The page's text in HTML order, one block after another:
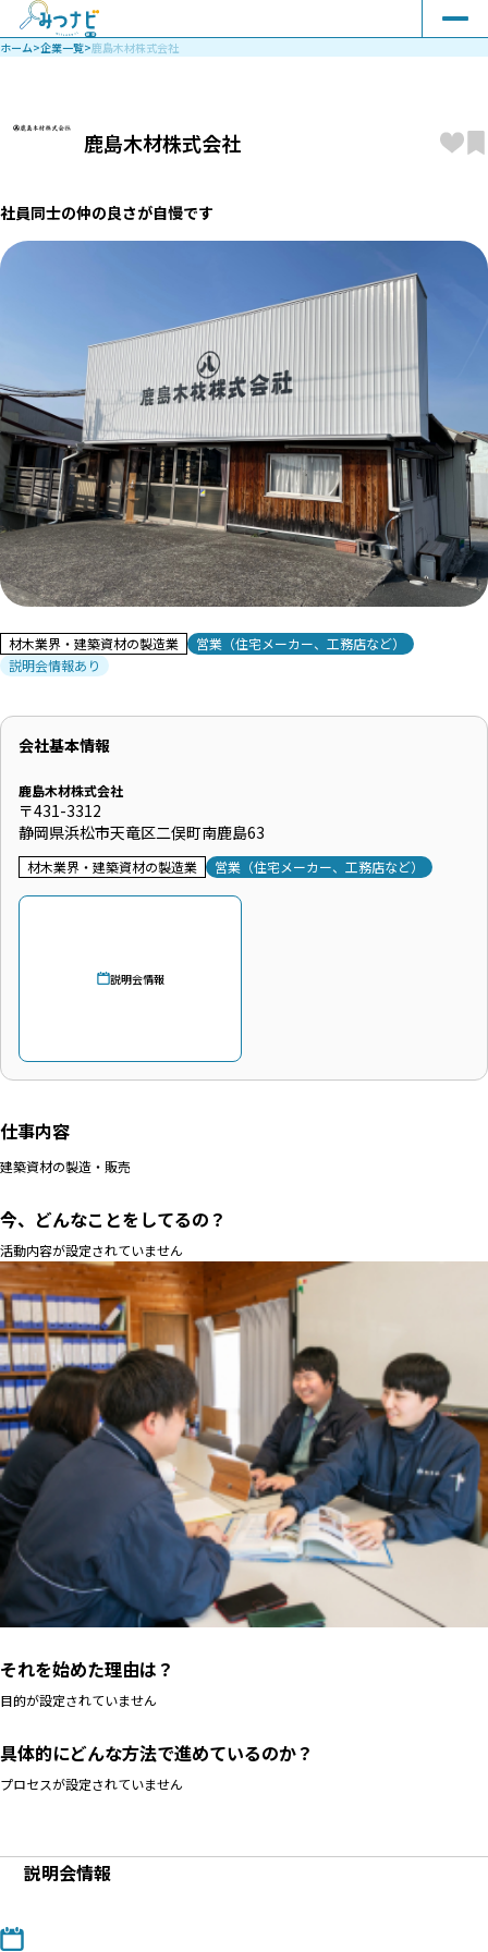
ホーム>企業一覧>鹿島木材株式会社
鹿島木材株式会社
社員同士の仲の良さが自慢です
材木業界・建築資材の製造業
営業（住宅メーカー、工務店など）
説明会情報あり
会社基本情報
鹿島木材株式会社
〒431-3312
静岡県浜松市天竜区二俣町南鹿島63
材木業界・建築資材の製造業 営業（住宅メーカー、工務店など）
説明会情報
仕事内容
建築資材の製造・販売
今、どんなことをしてるの？
活動内容が設定されていません
それを始めた理由は？
目的が設定されていません
具体的にどんな方法で進めているのか？
プロセスが設定されていません
説明会情報